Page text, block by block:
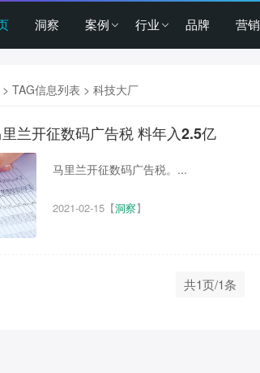
洞察 案例 行业 品牌 营销
> TAG信息列表 > 科技大厂
兰开征数码广告税 料年入2.5亿
马里兰开征数码广告税。...
2021-02-15【洞察】
共1页/1条